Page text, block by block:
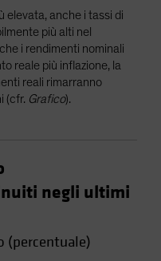
elevata, anche i tassi di
più alti nel
i rendimenti nominali
reale più inflazione, la
reali rimarranno
(cfr. Grafico).
negli ultimi
(percentuale)